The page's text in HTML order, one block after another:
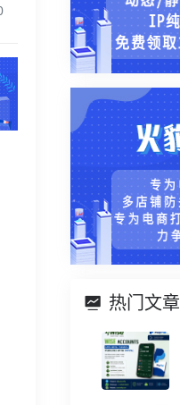
热门文章